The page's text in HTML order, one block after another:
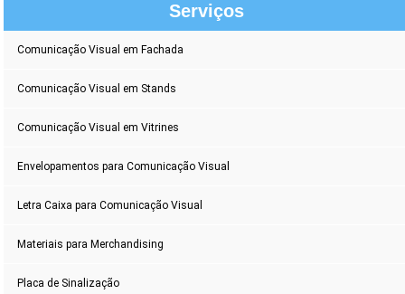
Serviços
Comunicação Visual em Fachada
Comunicação Visual em Stands
Comunicação Visual em Vitrines
Envelopamentos para Comunicação Visual
Letra Caixa para Comunicação Visual
Materiais para Merchandising
Placa de Sinalização